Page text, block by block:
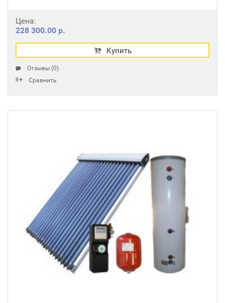
Цена:
228 300.00 р.
Купить
Отзывы (0)
Сравнить